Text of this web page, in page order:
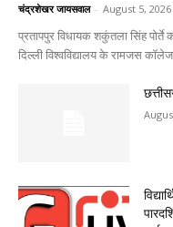
चंद्रशेखर जायसवाल - August 5, 2026
प्रतापपुर विधायक शकुंतला सिंह पोर्ते
दिल्ली विश्वविद्यालय के रामजस